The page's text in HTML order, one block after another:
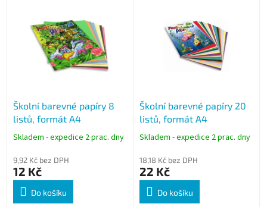
Školní barevné papíry 8
listů, formát A4
Skladem - expedice 2 prac. dny
9,92 Kč bez DPH
12 Kč
Do košíku
Školní barevné papíry 20
listů, formát A4
Skladem - expedice 2 prac. dny
18,18 Kč bez DPH
22 Kč
Do košíku